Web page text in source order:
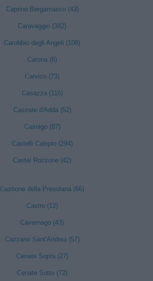
Caprino Bergamasco (43)
Caravaggio (382)
Carobbio degli Angeli (108)
Carona (6)
Carvico (73)
Casazza (116)
Casirate d'Adda (52)
Casnigo (87)
Castelli Calepio (294)
Castel Rozzone (42)
Castione della Presolana (66)
Castro (12)
Cavernago (43)
Cazzano Sant'Andrea (57)
Cenate Sopra (27)
Cenate Sotto (72)